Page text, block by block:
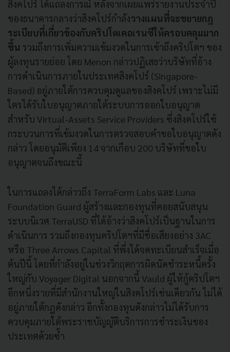
สิงคโปร์ ได้แถลงการณ์ หลังจากเผยแพร่รายงานประจำปี
ของธนาคารกลางว่าสิงคโปร์กำลังวางแผนที่จะขยายกฎ
ระเบียบที่เกี่ยวข้องกับคริปโตเคอเรนซีให้ครอบคลุมมาก
ขึ้น รวมถึงการเพิ่มความเข้มงวดในการเข้าถึงคริปโตฯ ของ
ผู้ลงทุนรายย่อย โดย Menon กล่าวปฏิเสธว่าบริษัทที่อ้าง
การดำเนินการภายในประเทศสิงคโปร์ (Singapore-
Based) อยู่ภายใต้การควบคุมดูแลของสิงคโปร์ เพราะไม่มี
ใครได้รับใบอนุญาตภายใต้ระบบการออกใบอนุญาต
สำหรับ Virtual-Assets Service Providers ซึ่งสิงคโปร์ใช้
กระบวนการที่เข้มงวดในการตรวจสอบคำขอใบอนุญาตดัง
กล่าว โดยอนุมัติเพียง 14 จากเกือบ 200 บริษัทที่ขอใบ
อนุญาตจนถึงขณะนี้
ในการแถลงได้กล่าวถึง TerraForm Labs และ Luna
Foundation Guard ผู้สร้างและกองทุนที่คอยสนับสนุน
ระบบนิเวศ TerraUSD ที่ได้อ้างว่าสิงคโปร์เป็นฐานในการ
ดำเนินการ รวมถึงกองทุนคริปโตฯที่มีชื่อเสียงอย่าง 3AC
หรือ Three Arrows Capital ที่พึ่งได้จดทะเบียนสำเร็จเมื่อ
ต้นปีนี้ โดยที่กำลังอยู่ในช่วงวิกฤตการผิดนัดชำระหนี้ครั้ง
ใหญ่กับ Voyager Digital นอกจากนี้ Vauld ผู้ให้กู้คริปโตฯ
อีกหนึ่งรายที่มีสำนักงานใหญ่ในสิงคโปร์เช่นเดียวกัน ไม่ได้
อยู่ภายใต้กฎดังกล่าว อีกทั้งกองทุนดังกล่าวไม่ได้รับการ
ควบคุมภายใต้พระราชบัญญัติบริการการชำระเงินของ
ประเทศด้วยซ้ำ